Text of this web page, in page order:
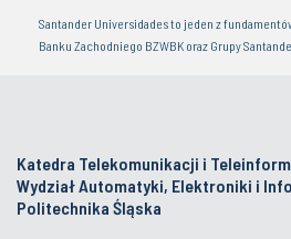
Santander Universidades to jeden z
Banku Zachodniego BZWBK oraz Grupy
Katedra Telekomunikacji i
Wydział Automatyki, Elektroniki i
Politechnika Śląska